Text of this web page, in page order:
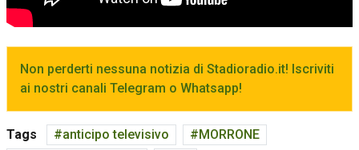
Non perderti nessuna notizia di Stadioradio.it! Iscriviti
ai nostri canali Telegram o Whatsapp!
Tags anticipo televisivo
MORRONE